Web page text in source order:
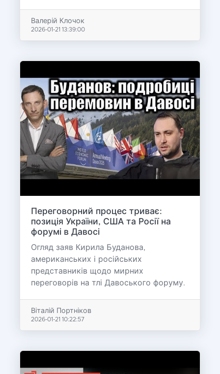
Валерій Клочок
2026-01-21 13:39:00
Переговорний процес триває:
позиція України, США та Росії на
форумі в Давосі
Огляд заяв Кирила Буданова,
американських і російських
представників щодо мирних
переговорів на тлі Давоського форуму.
Віталій Портніков
2026-01-21 10:22:57